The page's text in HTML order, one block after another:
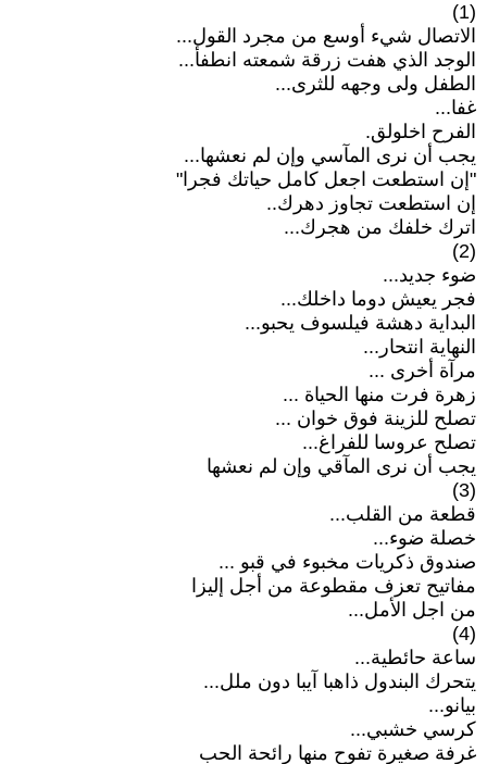
(1)
الاتصال شيء أوسع من مجرد القول...
الوجد الذي هفت زرقة شمعته انطفأ...
الطفل ولى وجهه للثرى...
غفا...
الفرح اخلولق.
يجب أن نرى المآسي وإن لم نعشها...
"إن استطعت اجعل كامل حياتك فجرا"
إن استطعت تجاوز دهرك..
اترك خلفك من هجرك...
(2)
ضوء جديد...
فجر يعيش دوما داخلك...
البداية دهشة فيلسوف يحبو...
النهاية انتحار...
مرآة أخرى ...
زهرة فرت منها الحياة ...
تصلح للزينة فوق خوان ...
تصلح عروسا للفراغ...
يجب أن نرى المآقي وإن لم نعشها
(3)
قطعة من القلب...
خصلة ضوء...
صندوق ذكريات مخبوء في قبو ...
مفاتيح تعزف مقطوعة من أجل إليزا
من اجل الأمل...
(4)
ساعة حائطية...
يتحرك البندول ذاهبا آيبا دون ملل...
بيانو...
كرسي خشبي...
غرفة صغيرة تفوح منها رائحة الحب